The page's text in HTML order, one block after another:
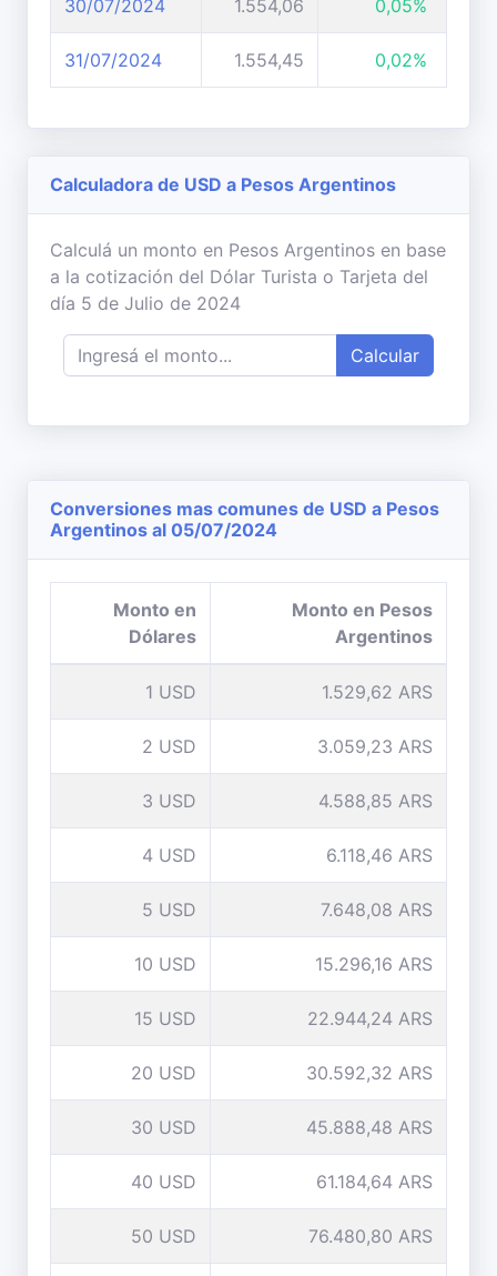
30/07/2024 1.554,06 0,05%
31/07/2024 1.554,45 0,02%
Calculadora de USD a Pesos Argentinos
Calculá un monto en Pesos Argentinos en base
a la cotización del Dólar Turista o Tarjeta del
día 5 de Julio de 2024
Calcular
Conversiones mas comunes de USD a Pesos
Argentinos al 05/07/2024
Monto en
Dólares
Monto en Pesos
Argentinos
1 USD 1.529,62 ARS
2 USD 3.059,23 ARS
3 USD 4.588,85 ARS
4 USD 6.118,46 ARS
5 USD 7.648,08 ARS
10 USD 15.296,16 ARS
15 USD 22.944,24 ARS
20 USD 30.592,32 ARS
30 USD 45.888,48 ARS
40 USD 61.184,64 ARS
50 USD 76.480,80 ARS